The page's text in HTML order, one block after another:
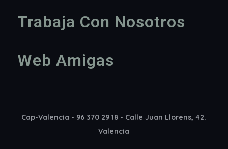
Trabaja Con Nosotros
Web Amigas
Cap-Valencia - 96 370 29 18 - Calle Juan Llorens, 42.
Valencia